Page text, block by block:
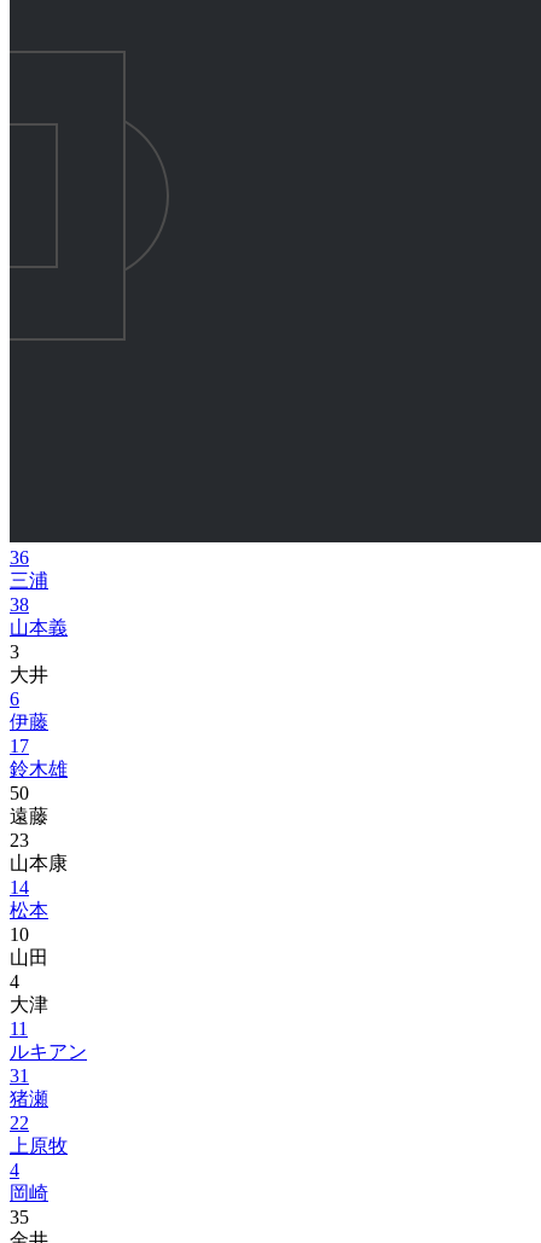
36
三浦
38
山本義
3
大井
6
伊藤
17
鈴木雄
50
遠藤
23
山本康
14
松本
10
山田
4
大津
11
ルキアン
31
猪瀬
22
上原牧
4
岡崎
35